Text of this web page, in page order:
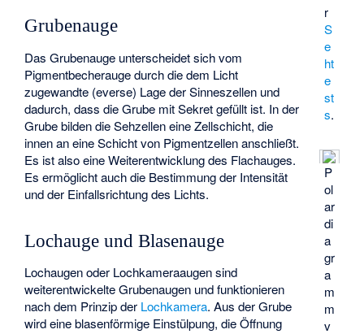
r
S
e
ht
e
st
s.
P
ol
ar
di
a
gr
a
m
m
v
Grubenauge
Das Grubenauge unterscheidet sich vom
Pigmentbecherauge durch die dem Licht
zugewandte (everse) Lage der Sinneszellen und
dadurch, dass die Grube mit Sekret gefüllt ist. In der
Grube bilden die Sehzellen eine Zellschicht, die
innen an eine Schicht von Pigmentzellen anschließt.
Es ist also eine Weiterentwicklung des Flachauges.
Es ermöglicht auch die Bestimmung der Intensität
und der Einfallsrichtung des Lichts.
Lochauge und Blasenauge
Lochaugen oder Lochkameraaugen sind
weiterentwickelte Grubenaugen und funktionieren
nach dem Prinzip der Lochkamera. Aus der Grube
wird eine blasenförmige Einstülpung, die Öffnung